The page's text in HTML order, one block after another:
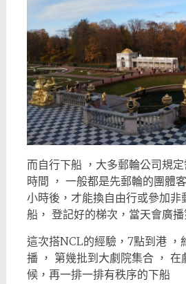
而自行下船 ，大多郵輪公司規
時間 ， 一般都是先郵輪的團體
小時後，才能換自由行或參加非
船， 登記好的梯次，當天會廣
這次搭NCL的經驗，7點到港 ，
播 ， 第幾批到大劇院集合 ，
候，再一排一排有秩序的下船